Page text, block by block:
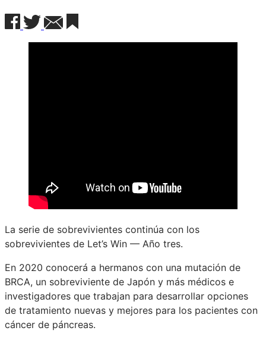
La serie de sobrevivientes continúa con los
sobrevivientes de Let’s Win — Año tres.
En 2020 conocerá a hermanos con una mutación de
BRCA, un sobreviviente de Japón y más médicos e
investigadores que trabajan para desarrollar opciones
de tratamiento nuevas y mejores para los pacientes con
cáncer de páncreas.